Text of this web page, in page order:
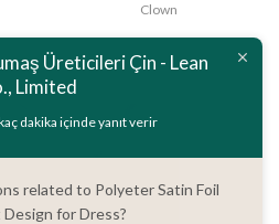
Clown
Üreticileri Çin - Lean
Limited
dakika içinde yanıt verir
related to Polyeter Satin Foil
for Dress?